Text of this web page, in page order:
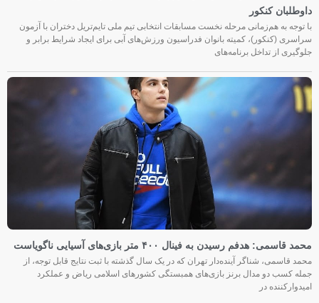
داوطلبان کنکور
با توجه به هم‌زمانی مرحله نخست مسابقات انتخابی تیم ملی تایم‌تریل دختران با آزمون
سراسری (کنکور)، کمیته بانوان فدراسیون ورزش‌های آبی برای ایجاد شرایط برابر و
جلوگیری از تداخل برنامه‌های
محمد قاسمی: هدفم رسیدن به فینال ۴۰۰ متر بازی‌های آسیایی ناگویاست
محمد قاسمی، شناگر آینده‌دار تهران که در یک سال گذشته با ثبت نتایج قابل توجه، از
جمله کسب دو مدال برنز بازی‌های همبستگی کشورهای اسلامی ریاض و عملکرد
امیدوارکننده در